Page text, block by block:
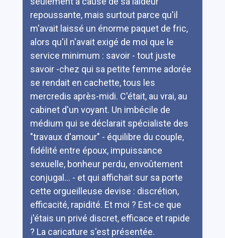
repoussante, mais surtout parce qu'il
m'avait laissé un énorme paquet de fric,
alors qu'il n'avait exigé de moi que le
service minimum : savoir - tout juste
savoir -chez qui sa petite femme adorée
se rendait en cachette, tous les
mercredis après-midi. C'était, au vrai, au
cabinet d'un voyant. Un imbécile de
médium qui se déclarait spécialiste des
"travaux d'amour" - équilibre du couple,
fidélité entre époux, impuissance
sexuelle, bonheur perdu, envoûtement
conjugal... - et qui affichait sur sa porte
cette orgueilleuse devise : discrétion,
efficacité, rapidité. Et moi ? Est-ce que
j'étais un privé discret, efficace et rapide
? La caricature s'est présentée.